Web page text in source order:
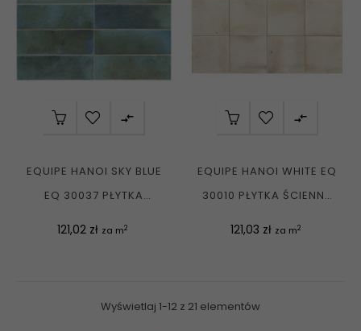

EQUIPE HANOI SKY BLUE
EQ 30037 PŁYTKA
Cena
121,02 zł za m2

EQUIPE HANOI WHITE EQ
30010 PŁYTKA ŚCIENNA
Cena
121,03 zł za m2
Wyświetlaj 1-12 z 21 elementów